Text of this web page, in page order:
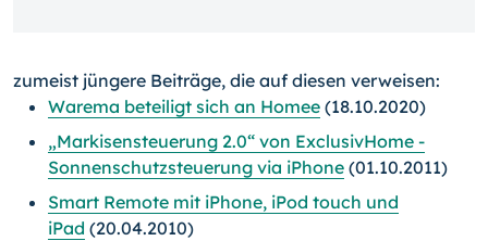
zumeist jüngere Beiträge, die auf diesen verweisen:
Warema beteiligt sich an Homee (18.10.2020)
„Markisensteuerung 2.0“ von ExclusivHome -
Sonnenschutzsteuerung via iPhone (01.10.2011)
Smart Remote mit iPhone, iPod touch und
iPad (20.04.2010)